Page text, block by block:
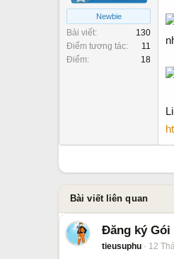
e
r
Newbie
Bài viết
130
Điểm tương tác
11
Điểm
18
Bài viết liên quan
Đăng ký Gói
tieusuphu 12